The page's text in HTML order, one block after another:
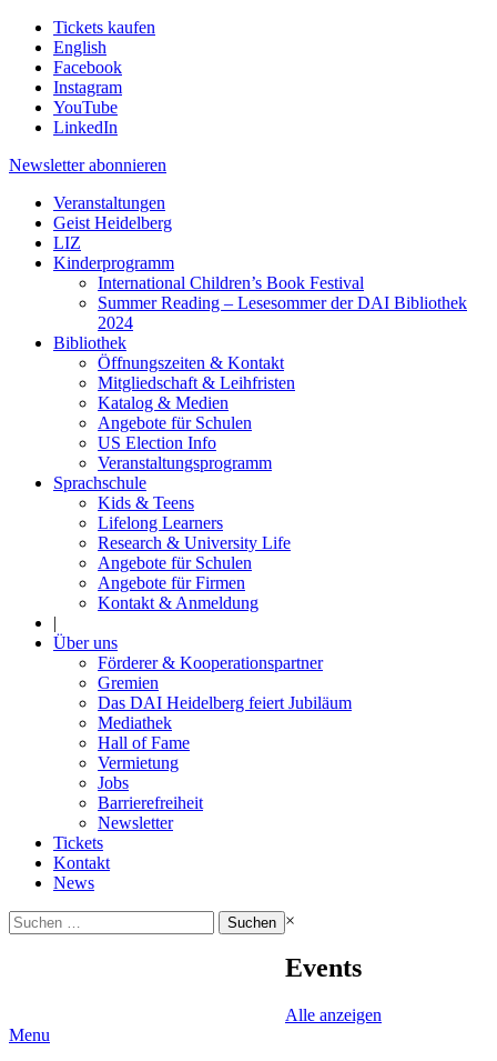
Tickets kaufen
English
Facebook
Instagram
YouTube
LinkedIn
Newsletter abonnieren
Veranstaltungen
Geist Heidelberg
LIZ
Kinderprogramm
International Children’s Book Festival
Summer Reading – Lesesommer der DAI Bibliothek
2024
Bibliothek
Öffnungszeiten & Kontakt
Mitgliedschaft & Leihfristen
Katalog & Medien
Angebote für Schulen
US Election Info
Veranstaltungsprogramm
Sprachschule
Kids & Teens
Lifelong Learners
Research & University Life
Angebote für Schulen
Angebote für Firmen
Kontakt & Anmeldung
|
Über uns
Förderer & Kooperationspartner
Gremien
Das DAI Heidelberg feiert Jubiläum
Mediathek
Hall of Fame
Vermietung
Jobs
Barrierefreiheit
Newsletter
Tickets
Kontakt
News
Suchen
nach:
×
Events
Alle anzeigen
Menu